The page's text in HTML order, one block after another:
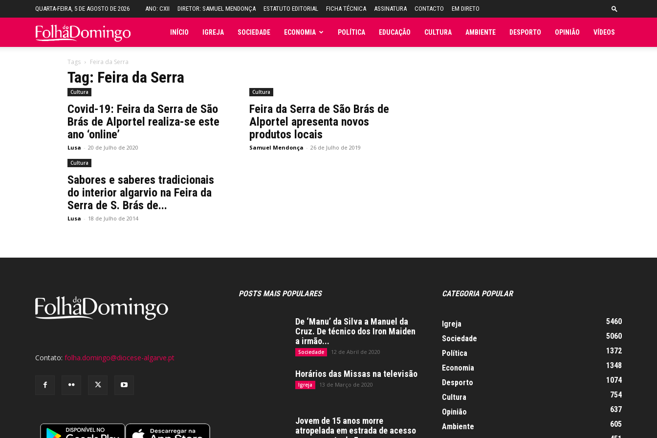
QUARTA-FEIRA, 5 DE AGOSTO DE 2026 ANO: CXII DIRETOR: SAMUEL MENDONÇA ESTATUTO EDITORIAL FICHA TÉCNICA ASSINATURA CONTACTO EM DIRETO
Folha INÍCIO IGREJA SOCIEDADE ECONOMIA POLÍTICA EDUCAÇÃO CULTURA AMBIENTE DESPORTO OPINIÃO VÍDEOS
Tags Feira da Serra
Tag: Feira da Serra
Cultura
Covid-19: Feira da Serra de São
Brás de Alportel realiza-se este
ano ‘online’
Lusa - 20 de Julho de 2020
Cultura
Feira da Serra de São Brás de
Alportel apresenta novos
produtos locais
Samuel Mendonça - 26 de Julho de 2019
Cultura
Sabores e saberes tradicionais
do interior algarvio na Feira da
Serra de S. Brás de...
Lusa - 18 de Julho de 2014
Contato: folha.domingo@diocese-algarve.pt
POSTS MAIS POPULARES
De ‘Manu’ da Silva a Manuel da
Cruz. De técnico dos Iron Maiden
a irmão...
Sociedade 12 de Abril de 2020
Horários das Missas na televisão
Igreja 13 de Março de 2020
Jovem de 15 anos morre
atropelada em estrada de acesso
CATEGORIA POPULAR
Igreja
5460
Sociedade
5060
Política
1372
Economia
1348
Desporto
1074
Cultura
754
Opinião
637
Ambiente
605